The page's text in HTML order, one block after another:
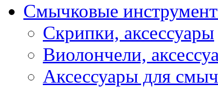
Смычковые
Скрипки, аксессуары
Виолончели,
Аксессуары для